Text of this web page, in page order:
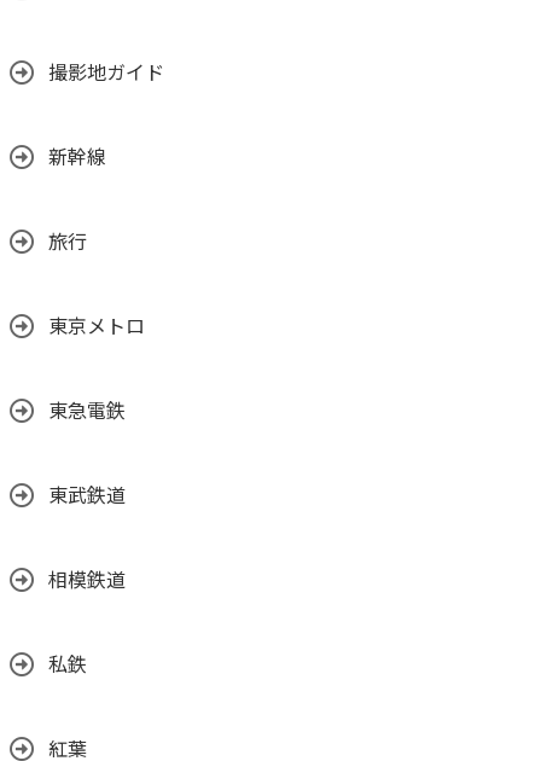
撮影地ガイド
新幹線
旅行
東京メトロ
東急電鉄
東武鉄道
相模鉄道
私鉄
紅葉